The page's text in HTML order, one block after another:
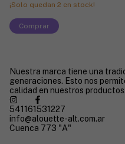
¡Solo quedan 2 en stock!
Comprar
Nuestra marca tiene una
generaciones. Esto nos
calidad en nuestros productos.
541161531227
info@alouette-alt.com.ar
Cuenca 773 "A"